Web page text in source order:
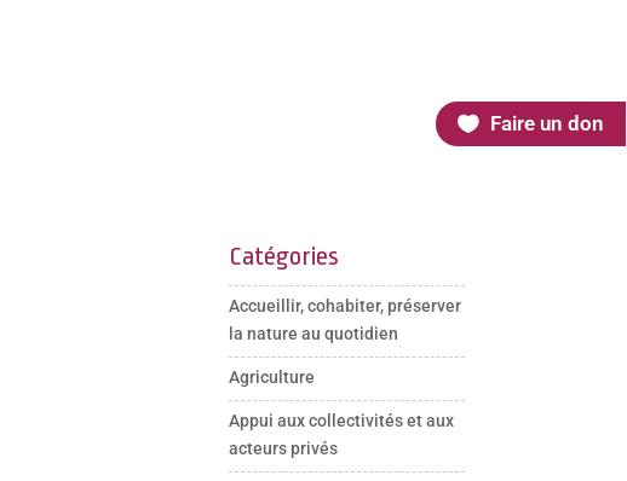
Faire un don
Catégories
Accueillir, cohabiter, préserver
la nature au quotidien
Agriculture
Appui aux collectivités et aux
acteurs privés